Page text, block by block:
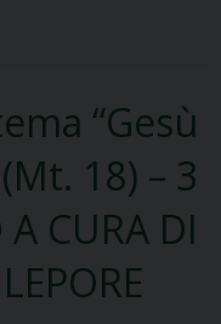
“Gesù
18) – 3
CURA DI